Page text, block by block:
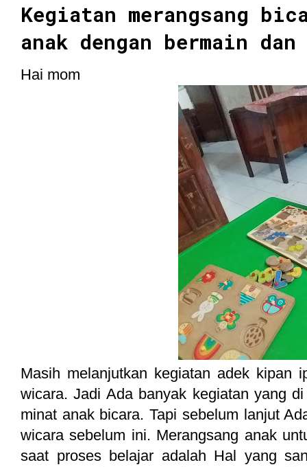
Kegiatan merangsang
anak dengan bermain
Hai mom
Masih melanjutkan kegiatan adek kipan
wicara. Jadi Ada banyak kegiatan yang
minat anak bicara. Tapi sebelum lanjut
wicara sebelum ini. Merangsang anak
saat proses belajar adalah Hal yang